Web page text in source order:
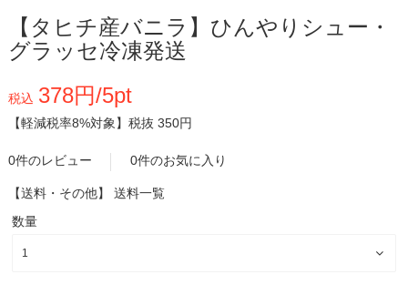
【タヒチ産バニラ】ひんやりシュー・
グラッセ冷凍発送
税込 378円/5pt
【軽減税率8%対象】 税抜 350円
0件のレビュー 0件のお気に入り
【送料・その他】 送料一覧
数量